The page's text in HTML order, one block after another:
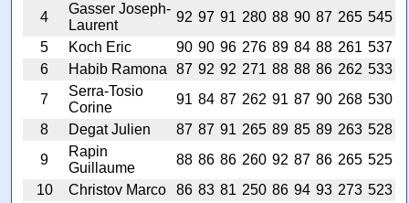
4
Gasser Joseph-
Laurent
92 97 91 280 88 90 87 265 545
5
Koch Eric 90 90 96 276 89 84 88 261 537
6
Habib Ramona 87 92 92 271 88 88 86 262 533
7
Serra-Tosio
Corine
91 84 87 262 91 87 90 268 530
8
Degat Julien 87 87 91 265 89 85 89 263 528
9
Rapin
Guillaume
88 86 86 260 92 87 86 265 525
10
Christov Marco 86 83 81 250 86 94 93 273 523